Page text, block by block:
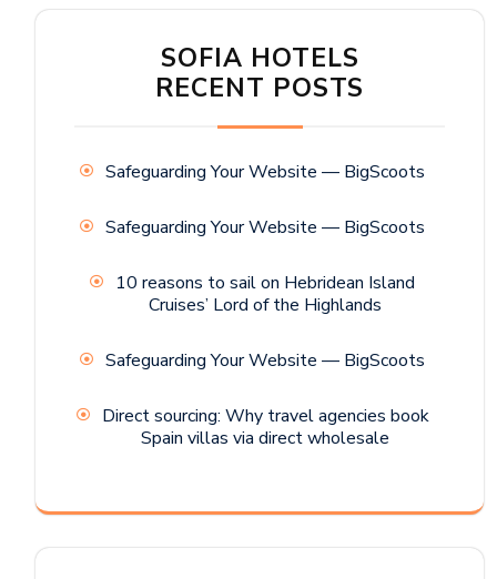
SOFIA HOTELS
RECENT POSTS
Safeguarding Your Website — BigScoots
Safeguarding Your Website — BigScoots
10 reasons to sail on Hebridean Island
Cruises’ Lord of the Highlands
Safeguarding Your Website — BigScoots
Direct sourcing: Why travel agencies book
Spain villas via direct wholesale